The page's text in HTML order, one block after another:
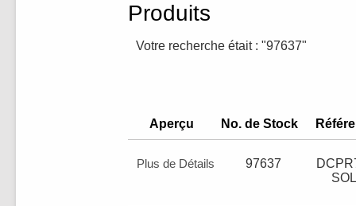
Produits
Votre recherche était : "97637"
Aperçu No. de Stock
Plus de Détails 97637